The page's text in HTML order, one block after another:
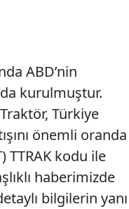
ABD’nin
kurulmuştur.
Türkiye
önemli oranda
TTRAK kodu ile
haberimizde
bilgilerin yanı